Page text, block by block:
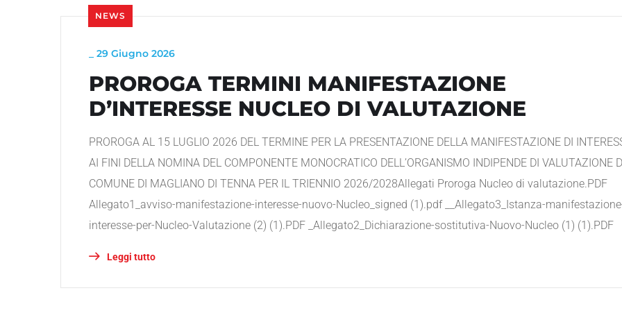
NEWS
29 Giugno 2026
PROROGA TERMINI MANIFESTAZIONE
D’INTERESSE NUCLEO DI VALUTAZIONE
PROROGA AL 15 LUGLIO 2026 DEL TERMINE PER LA PRESENTAZIONE DELLA MANIFESTAZIONE DI
AI FINI DELLA NOMINA DEL COMPONENTE MONOCRATICO DELL’ORGANISMO INDIPENDE DI VALUTAZIONE
COMUNE DI MAGLIANO DI TENNA PER IL TRIENNIO 2026/2028Allegati Proroga Nucleo di valutazione.PDF
Allegato1_avviso-manifestazione-interesse-nuovo-Nucleo_signed (1).pdf __Allegato3_Istanza-
interesse-per-Nucleo-Valutazione (2) (1).PDF _Allegato2_Dichiarazione-sostitutiva-Nuovo-Nucleo (1) (1).PDF
Leggi tutto